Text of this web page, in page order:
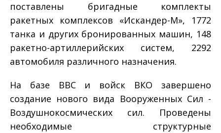
поставлены бригадные комплекты
ракетных комплексов «Искандер-­М», 1772
танка и других бронированных машин, 148
ракетно-­артиллерийских систем, 2292
автомобиля различного назначения.
На базе ВВС и войск ВКО завершено
создание нового вида Вооруженных Сил ­
Воздушно­космических сил. Проведены
необходимые структурные